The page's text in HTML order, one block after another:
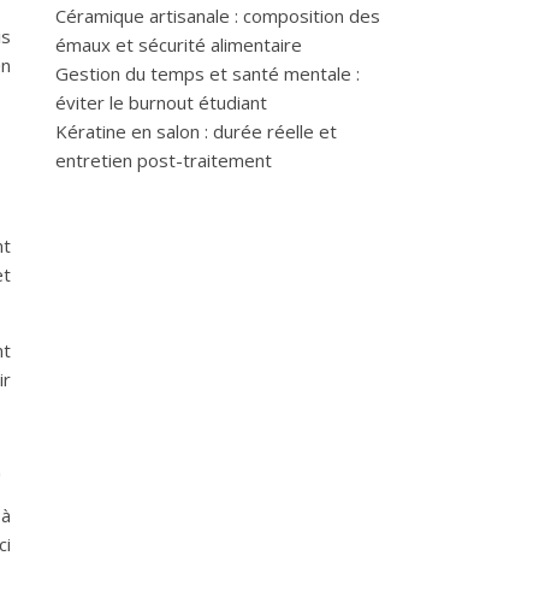
Céramique artisanale : composition des
émaux et sécurité alimentaire
Gestion du temps et santé mentale :
éviter le burnout étudiant
Kératine en salon : durée réelle et
entretien post-traitement